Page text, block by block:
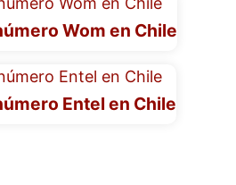
Wom en Chile
Entel en Chile